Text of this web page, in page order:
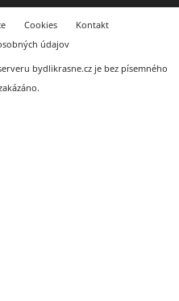
Cookies
Kontakt
údajov
bydlikrasne.cz je bez písemného